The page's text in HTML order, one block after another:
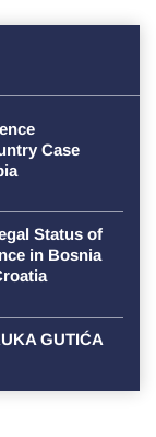
Case
Status of
in Bosnia
GUTIĆA